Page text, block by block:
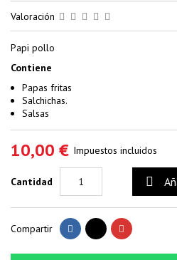
Valoración
Papi pollo
Contiene
Papas fritas
Salchichas.
Salsas
10,00 € Impuestos incluidos
Cantidad 
Compartir